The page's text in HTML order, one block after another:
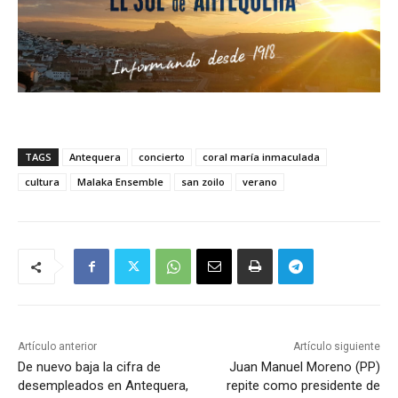
TAGS Antequera concierto
coral maría inmaculada
cultura
Malaka Ensemble san zoilo verano
Artículo anterior
De nuevo baja la cifra de
desempleados en Antequera,
Artículo siguiente
Juan Manuel Moreno (PP)
repite como presidente de